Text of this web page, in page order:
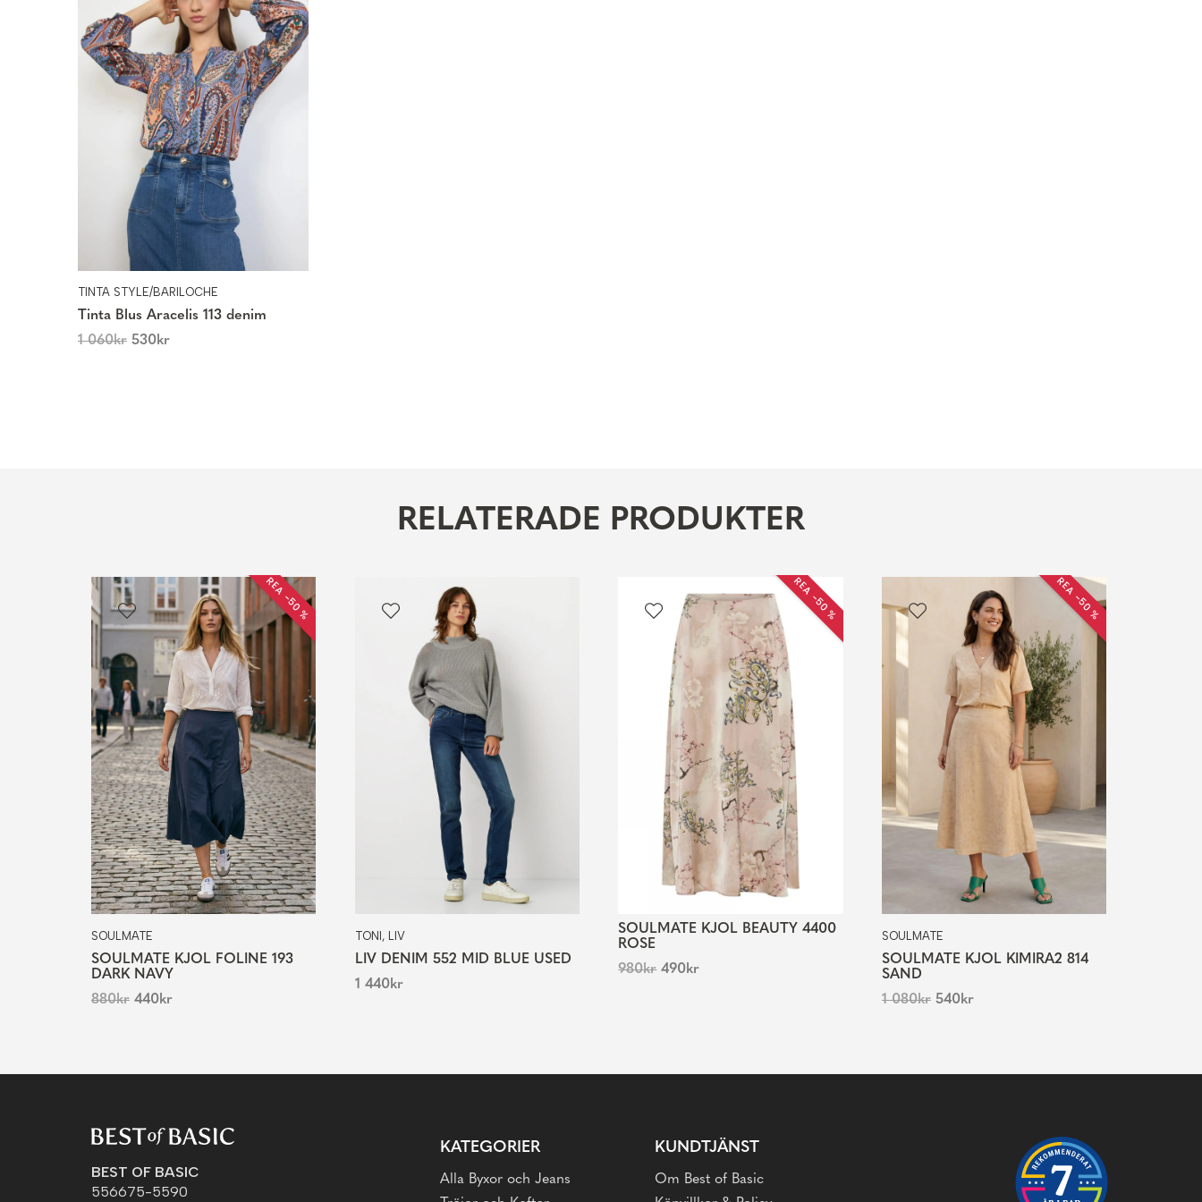
TINTA STYLE/BARILOCHE
Tinta Blus Aracelis 113 denim
1 060kr 530kr
RELATERADE PRODUKTER
REA −50 %
SOULMATE
SOULMATE KJOL FOLINE 193
DARK NAVY
880kr 440kr
TONI, LIV
LIV DENIM 552 MID BLUE USED
1 440kr
REA −50 %
SOULMATE KJOL BEAUTY 4400
ROSE
980kr 490kr
REA −50 %
SOULMATE
SOULMATE KJOL KIMIRA2 814
SAND
1 080kr 540kr
BEST OF BASIC
556675-5590
KATEGORIER
Alla Byxor och Jeans
KUNDTJÄNST
Om Best of Basic